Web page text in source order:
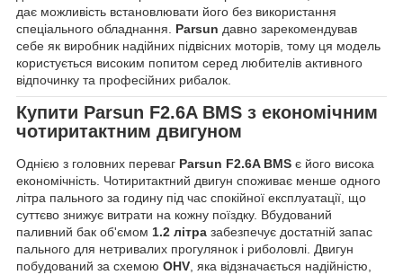
дає можливість встановлювати його без використання
спеціального обладнання. Parsun давно зарекомендував
себе як виробник надійних підвісних моторів, тому ця модель
користується високим попитом серед любителів активного
відпочинку та професійних рибалок.
Купити Parsun F2.6A BMS з економічним
чотиритактним двигуном
Однією з головних переваг Parsun F2.6A BMS є його висока
економічність. Чотиритактний двигун споживає менше одного
літра пального за годину під час спокійної експлуатації, що
суттєво знижує витрати на кожну поїздку. Вбудований
паливний бак об'ємом 1.2 літра забезпечує достатній запас
пального для нетривалих прогулянок і риболовлі. Двигун
побудований за схемою OHV , яка відзначається надійністю,